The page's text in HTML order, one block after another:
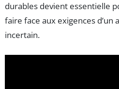
durables devient essentielle
faire face aux exigences d’un
incertain.